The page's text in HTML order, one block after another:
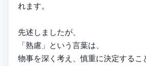
れます。
先述しましたが、
「熟慮」という言葉は、
物事を深く考え、慎重に決定するこ